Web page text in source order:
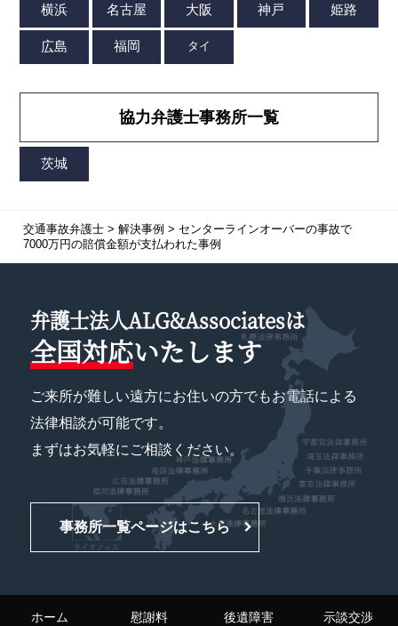
協力弁護士事務所一覧
交通事故弁護士> 解決事例 > センターラインオーバーの事故で
7000万円の賠償金額が支払われた事例
弁護士法人ALG&Associatesは
全国対応いたします
ご来所が難しい遠方にお住いの方でもお電話による
法律相談が可能です。
まずはお気軽にご相談ください。
事務所一覧ページはこちら
ホーム 慰謝料 後遺障害 示談交渉